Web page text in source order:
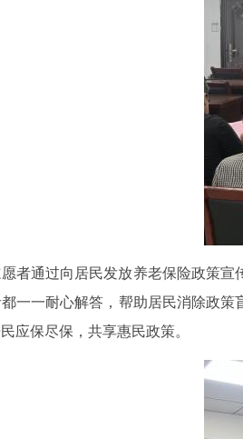
者通过向居民发放养老保险政策宣
一一耐心解答，帮助居民消除政策
应保尽保，共享惠民政策。